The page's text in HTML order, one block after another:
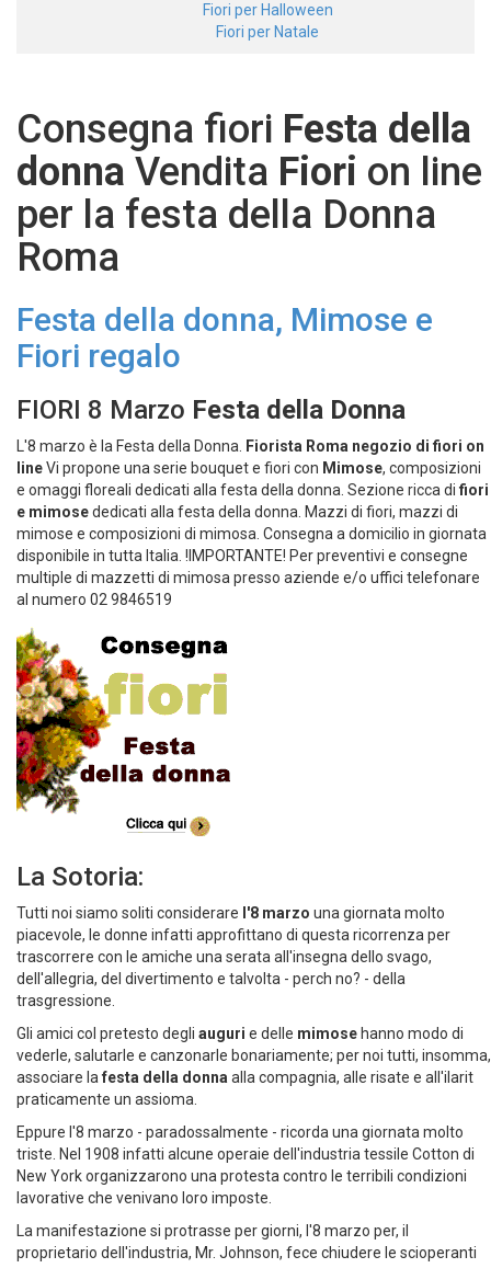
Fiori per Festa dei Nonni
Fiori per Halloween
Consegna fioriFesta della
donnaVenditaFiorion line
per la festa della Donna
Roma
Festa della donna, Mimose e
Fiori regalo
FIORI 8 Marzo Festa della Donna
L'8 marzo è la Festa della Donna.Fiorista Roma negozio di fiori on
lineVi propone una serie bouquet e fiori conMimose, composizioni
e omaggi floreali dedicati alla festa della donna. Sezione ricca di
e mimose dedicati alla festa della donna. Mazzi di fiori, mazzi di
mimose e composizioni di mimosa. Consegna a domicilio in giornata
disponibile in tutta Italia. !IMPORTANTE! Per preventivi e consegne
multiple di mazzetti di mimosa presso aziende e/o uffici telefonare
al numero 02 9846519
La Sotoria:
Tutti noi siamo soliti considerarel'8 marzouna giornata molto
piacevole, le donne infatti approfittano di questa ricorrenza per
trascorrere con le amiche una serata all'insegna dello svago,
dell'allegria, del divertimento e talvolta - perch no? - della
trasgressione.
Gli amici col pretesto degliaugurie dellemimosehanno modo di
vederle, salutarle e canzonarle bonariamente; per noi tutti, insomma,
associare lafesta della donna
praticamente un assioma.
Eppure l'8 marzo - paradossalmente - ricorda una giornata molto
triste. Nel 1908 infatti alcune operaie dell'industria tessile Cotton di
New York organizzarono una protesta contro le terribili condizioni
lavorative che venivano loro imposte.
La manifestazione si protrasse per giorni, l'8 marzo per, il